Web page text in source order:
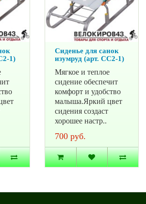
1)
Сиденье для санок
изумруд (арт. СС2-1)
Мягкое и теплое
сидение обеспечит
комфорт и удобство
малыша.Яркий цвет
сидения создаст
хорошее настр..
700 руб.